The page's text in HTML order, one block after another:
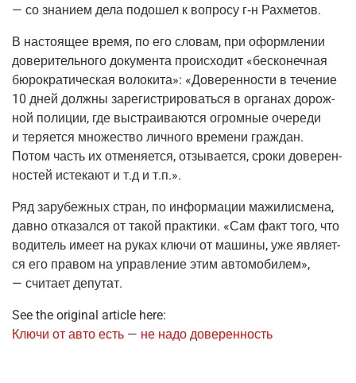
— со зна­ни­ем дела подо­шел к вопро­су г‑н Рахметов.
В насто­я­щее вре­мя, по его сло­вам, при оформ­ле­нии
дове­ри­тель­но­го доку­мен­та про­ис­хо­дит «бес­ко­неч­ная
бюро­кра­ти­че­ская воло­ки­та»: «Дове­рен­но­сти в тече­ние
10 дней долж­ны заре­ги­стри­ро­вать­ся в орга­нах дорож­
ной поли­ции, где выстра­и­ва­ют­ся огром­ные оче­ре­ди
и теря­ет­ся мно­же­ство лич­но­го вре­ме­ни граж­дан.
Потом часть их отме­ня­ет­ся, отзы­ва­ет­ся, сро­ки дове­рен­
но­стей исте­ка­ют и т.д и т.п.».
Ряд зару­беж­ных стран, по инфор­ма­ции мажи­лис­ме­на,
дав­но отка­зал­ся от такой прак­ти­ки. «Сам факт того, что
води­тель име­ет на руках клю­чи от маши­ны, уже явля­ет­
ся его пра­вом на управ­ле­ние этим авто­мо­би­лем»,
— счи­та­ет депутат.
See the original article here:
Клю­чи от авто есть — не надо доверенность